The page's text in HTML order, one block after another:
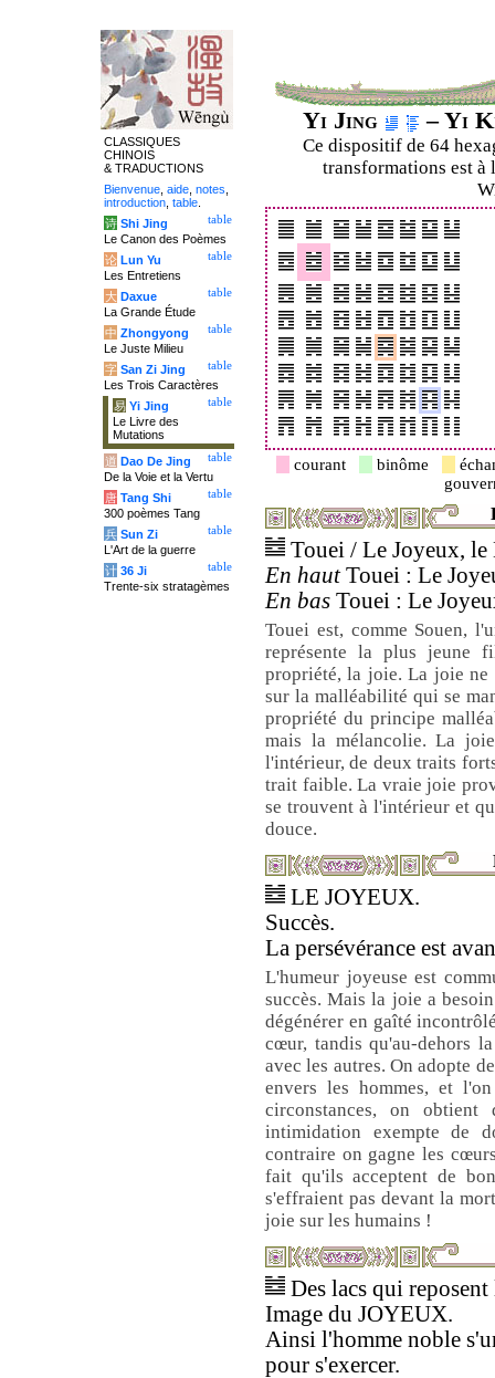
Yi Jing – Yi
Ce dispositif de 64
transformations est à
courant binôme
Touei / Le Joyeux, le
En hautTouei : Le
En bas Touei : Le
Touei est, comme Souen,
représente la plus jeune
propriété, la joie. La joie ne
sur la malléabilité qui se
propriété du principe
mais la mélancolie. La
l'intérieur, de deux traits
trait faible. La vraie joie
se trouvent à l'intérieur et
douce.
LE JOYEUX.
Succès.
La persévérance est
L'humeur joyeuse est
succès. Mais la joie a
dégénérer en gaîté
cœur, tandis qu'au-dehors
avec les autres. On adopte
envers les hommes, et
circonstances, on obtient
intimidation exempte de
contraire on gagne les
fait qu'ils acceptent de
s'effraient pas devant la
joie sur les humains !
Des lacs qui
Image du JOYEUX.
Ainsi l'homme noble
pour s'exercer.
CLASSIQUES
CHINOIS
& TRADUCTIONS
Bienvenue aide notes
introduction table
table
诗 Shi Jing
Le Canon des Poèmes
table
论 Lun Yu
Les Entretiens
table
大 Daxue
La Grande Étude
table
中 Zhongyong
Le Juste Milieu
table
字 San Zi Jing
Les Trois Caractères
table
易 Yi Jing
Le Livre des
Mutations
table
道 Dao De Jing
De la Voie et la Vertu
table
唐 Tang Shi
300 poèmes Tang
table
兵 Sun Zi
L'Art de la guerre
table
计 36 Ji
Trente-six stratagèmes